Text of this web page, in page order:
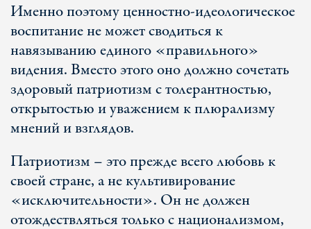
Именно поэтому ценностно-идеологическое
воспитание не может сводиться к
навязыванию единого «правильного»
видения. Вместо этого оно должно сочетать
здоровый патриотизм с толерантностью,
открытостью и уважением к плюрализму
мнений и взглядов.
Патриотизм – это прежде всего любовь к
своей стране, а не культивирование
«исключительности». Он не должен
отождествляться только с национализмом,